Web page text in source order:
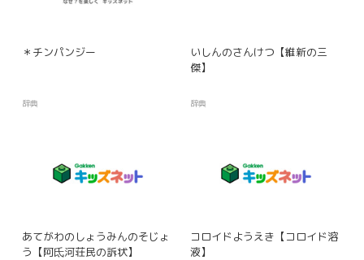
＊チンパンジー
辞典
いしんのさんけつ【維新の三
傑】
辞典
あてがわのしょうみんのそじょ
う【阿氐河荘民の訴状】
コロイドようえき【コロイド溶
液】